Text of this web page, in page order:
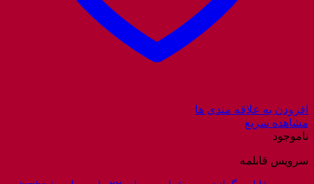
افزودن به علاقه مندی ها
مشاهده سریع
ناموجود
سرویس قابلمه